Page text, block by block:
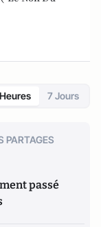
7 Jours
PARTAGES
passé